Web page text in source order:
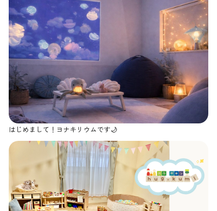
はじめまして！ヨナキリウムです🌙